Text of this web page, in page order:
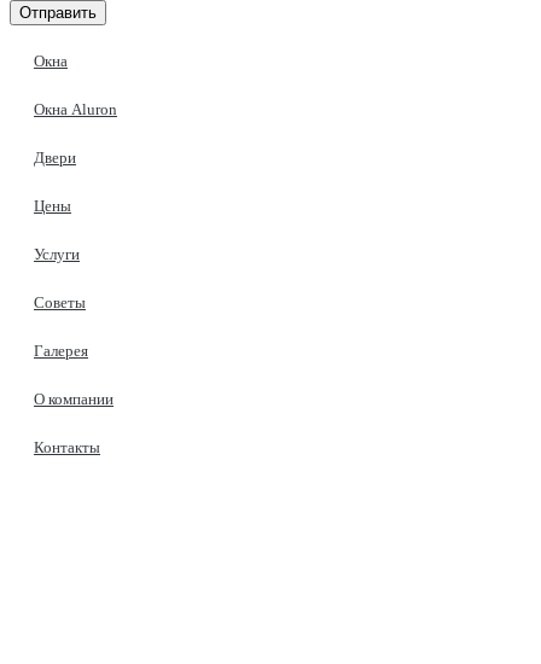
Отправить
Окна
Окна Aluron
Двери
Цены
Услуги
Советы
Галерея
О компании
Контакты